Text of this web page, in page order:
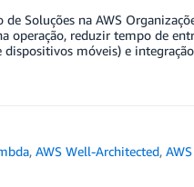
Soluções na AWS
operação, reduzir tempo de
dispositivos móveis) e
,AWS Well-Architected,